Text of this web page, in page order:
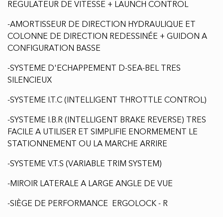
REGULATEUR DE VITESSE + LAUNCH CONTROL
-AMORTISSEUR DE DIRECTION HYDRAULIQUE ET
COLONNE DE DIRECTION REDESSINÉE + GUIDON A
CONFIGURATION BASSE
-SYSTEME D'ECHAPPEMENT D-SEA-BEL TRES
SILENCIEUX
-SYSTEME I.T.C (INTELLIGENT THROTTLE CONTROL)
-SYSTEME I.B.R (INTELLIGENT BRAKE REVERSE) TRES
FACILE A UTILISER ET SIMPLIFIE ENORMEMENT LE
STATIONNEMENT OU LA MARCHE ARRIRE
-SYSTEME V.T.S (VARIABLE TRIM SYSTEM)
-MIROIR LATERALE A LARGE ANGLE DE VUE
-SIÈGE DE PERFORMANCE ERGOLOCK - R